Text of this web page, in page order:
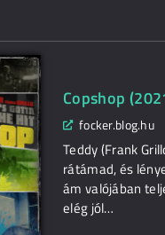
Copshop
focker.blog.hu
Teddy (Frank
rátámad, és
ám valójában
elég jól…